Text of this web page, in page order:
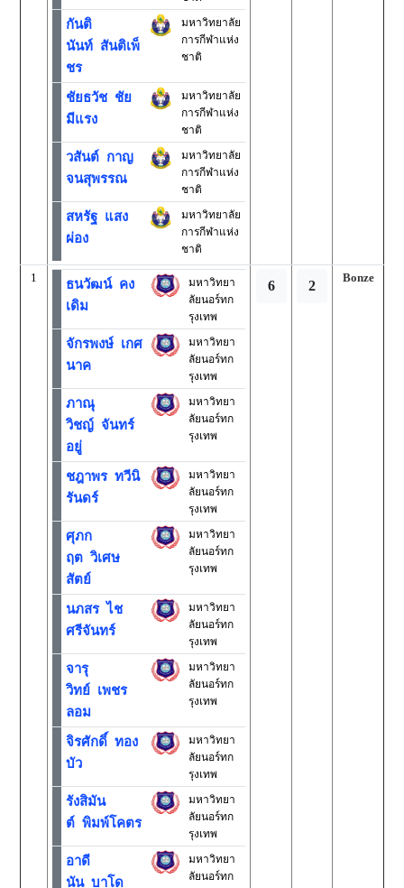
กันติ
นันท์ สันติเพ็
ชร
มหาวิทยาลัย
การกีฬาแห่ง
ชาติ
ชัยธวัช ชัย
มีแรง
มหาวิทยาลัย
การกีฬาแห่ง
ชาติ
วสันต์ กาญ
จนสุพรรณ
มหาวิทยาลัย
การกีฬาแห่ง
ชาติ
สหรัฐ แสง
ผ่อง
มหาวิทยาลัย
การกีฬาแห่ง
ชาติ
1
ธนวัฒน์ คง
เดิม
มหาวิทยา
ลัยนอร์ทก
รุงเทพ
จักรพงษ์ เกศ
นาค
มหาวิทยา
ลัยนอร์ทก
รุงเทพ
ภาณุ
วิชญ์ จันทร์
อยู่
มหาวิทยา
ลัยนอร์ทก
รุงเทพ
ชฎาพร ทวีนิ
รันดร์
มหาวิทยา
ลัยนอร์ทก
รุงเทพ
ศุภก
ฤต วิเศษ
สัตย์
มหาวิทยา
ลัยนอร์ทก
รุงเทพ
นภสร ไช
ศรีจันทร์
มหาวิทยา
ลัยนอร์ทก
รุงเทพ
จารุ
วิทย์ เพชร
ลอม
มหาวิทยา
ลัยนอร์ทก
รุงเทพ
จิรศักดิ์ ทอง
บัว
มหาวิทยา
ลัยนอร์ทก
รุงเทพ
รังสิมัน
ต์ พิมพ์โคตร
มหาวิทยา
ลัยนอร์ทก
รุงเทพ
อาดี
นัน บาโด
มหาวิทยา
ลัยนอร์ทก
6 2
Bonze